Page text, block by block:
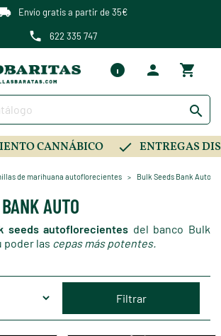
Envío gratis a partir de 35€
622 335 747
CANNÁBICO ENTREGAS
de marihuana autoflorecientes Bulk Seeds Bank Auto
AUTO
seeds autoflorecientes del banco Bulk
poder las cepas más potentes.
Filtrar